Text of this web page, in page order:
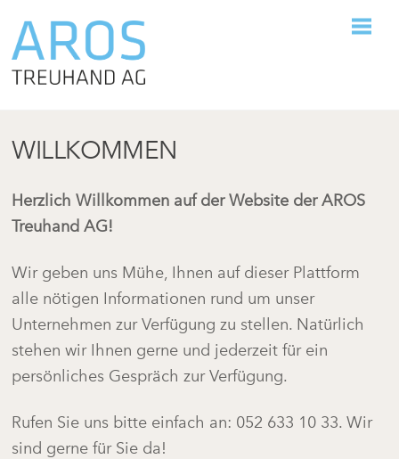
content
WILLKOMMEN
Herzlich Willkommen auf der Website der AROS
Treuhand AG!
Wir geben uns Mühe, Ihnen auf dieser Plattform
alle nötigen Informationen rund um unser
Unternehmen zur Verfügung zu stellen. Natürlich
stehen wir Ihnen gerne und jederzeit für ein
persönliches Gespräch zur Verfügung.
Rufen Sie uns bitte einfach an: 052 633 10 33. Wir
sind gerne für Sie da!